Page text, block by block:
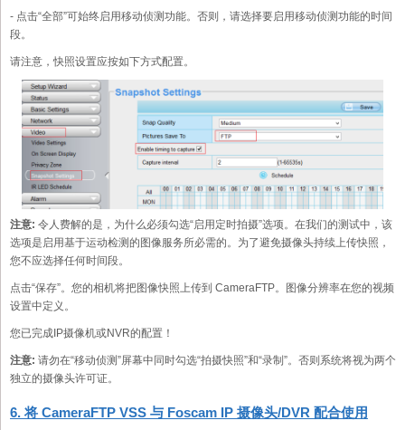
- 点击“全部”可始终启用移动侦测功能。否则，请选择要启用移动侦测功能的时间
段。
请注意，快照设置应按如下方式配置。
注意: 令人费解的是，为什么必须勾选“启用定时拍摄”选项。在我们的测试中，该
选项是启用基于运动检测的图像服务所必需的。为了避免摄像头持续上传快照，
您不应选择任何时间段。
点击“保存”。您的相机将把图像快照上传到 CameraFTP。图像分辨率在您的视频
设置中定义。
您已完成IP摄像机或NVR的配置！
注意: 请勿在“移动侦测”屏幕中同时勾选“拍摄快照”和“录制”。否则系统将视为两个
独立的摄像头许可证。
6. 将 CameraFTP VSS 与 Foscam IP 摄像头/DVR 配合使用